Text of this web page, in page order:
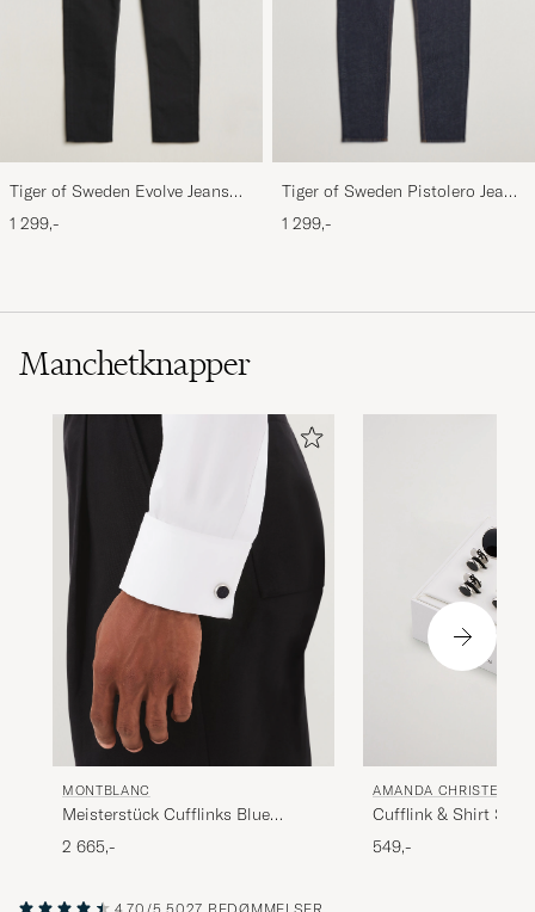
Tiger of Sweden Evolve Jeans
Forever Black
1 299,-
Tiger of Sweden Pistolero Jeans
Ripen Blue
1 299,-
Manchetknapper
MONTBLANC
Meisterstück Cufflinks Blue
Goldstone
2 665,-
AMANDA
Cufflink & Shirt
Black/Silver
549,-